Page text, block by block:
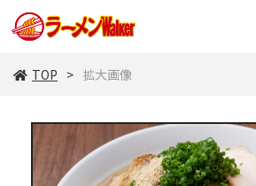
TOP 拡大画像